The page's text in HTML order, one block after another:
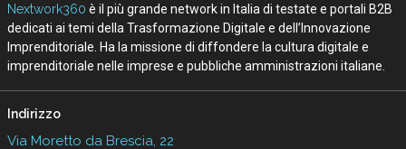
Nextwork360 è il più grande network in Italia di testate e portali B2B
dedicati ai temi della Trasformazione Digitale e dell’Innovazione
Imprenditoriale. Ha la missione di diffondere la cultura digitale e
imprenditoriale nelle imprese e pubbliche amministrazioni italiane.
Indirizzo
Via Moretto da Brescia, 22